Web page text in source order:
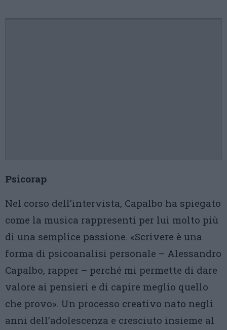
Psicorap
Nel corso dell’intervista, Capalbo ha spiegato
come la musica rappresenti per lui molto più
di una semplice passione. «Scrivere è una
forma di psicoanalisi personale – Alessandro
Capalbo, rapper – perché mi permette di dare
valore ai pensieri e di capire meglio quello
che provo». Un processo creativo nato negli
anni dell’adolescenza e cresciuto insieme al